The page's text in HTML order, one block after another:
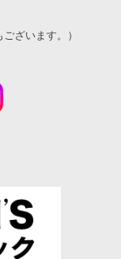
ざいます。）